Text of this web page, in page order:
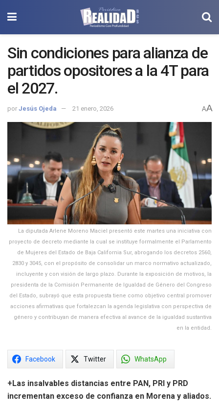
Sin condiciones para alianza de
partidos opositores a la 4T para
el 2027.
por Jesús Ojeda 21 enero, 2026 AA
La diputada Arlene Moreno Maciel presentó este martes una iniciativa con
proyecto de decreto mediante la cual se instituye formalmente el Parlamento
de Mujeres del Estado de Baja California Sur, abrogando los decretos 2560,
2830 y 3045, con el propósito de consolidar un marco normativo actualizado,
incluyente y con visión de largo plazo. Durante la exposición de motivos, la
presidenta de la Comisión Permanente de Igualdad de Género del Congreso
del Estado, subrayó que esta propuesta tiene como objetivo central promover
acciones afirmativas que fortalezcan la agenda legislativa con perspectiva de
género y contribuyan de manera efectiva al avance de la igualdad sustantiva
en la entidad.
Facebook Twitter WhatsApp
+Las insalvables distancias entre PAN, PRI y PRD
incrementan exceso de confianza en Morena y aliados.